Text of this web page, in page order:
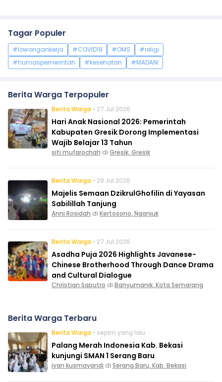
Tagar Populer
#lowongankerja #COVID19 #OMS
#religi
#humaspemerintah
#kesehatan #MADANI
Berita Warga Terpopuler
Berita Warga • 27 Jul 2026
Hari Anak Nasional 2026: Pemerintah
Kabupaten Gresik Dorong Implementasi
Wajib Belajar 13 Tahun
siti mufarochah di Gresik, Gresik
Berita Warga • 29 Jul 2026
Majelis Semaan DzikrulGhofilin di Yayasan
Sabilillah Tanjung
Anni Rosidah di Kertosono, Nganjuk
Berita Warga • 27 Jul 2026
Asadha Puja 2026 Highlights Javanese-
Chinese Brotherhood Through Dance Drama
and Cultural Dialogue
Christian Saputro di Banyumanik, Kota Semarang
Berita Warga Terbaru
Berita Warga • sejam yang lalu
Palang Merah Indonesia Kab. Bekasi
kunjungi SMAN 1 Serang Baru
ivan kusmayandi di Serang Baru, Kab. Bekasi